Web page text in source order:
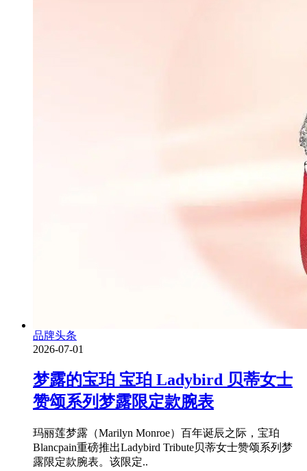
品牌头条
2026-07-01
梦露的宝珀 宝珀 Ladybird 贝蒂女士
赞颂系列梦露限定款腕表
玛丽莲梦露（Marilyn Monroe）百年诞辰之际，宝珀
Blancpain重磅推出Ladybird Tribute贝蒂女士赞颂系列梦
露限定款腕表。该限定..